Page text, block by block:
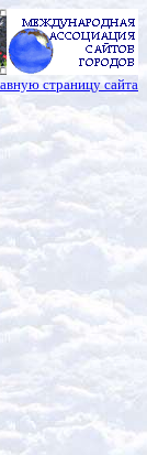
страницу сайта